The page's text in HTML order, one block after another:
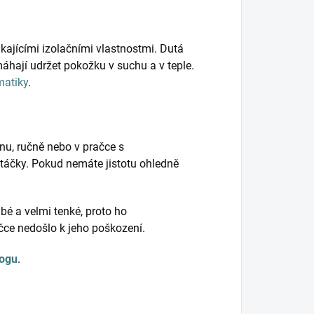
izolačními vlastnostmi. Dutá
udržet pokožku v suchu a v teple.
.
ručně nebo v pračce s
Pokud nemáte jistotu ohledně
a velmi tenké, proto ho
nedošlo k jeho poškození.
.